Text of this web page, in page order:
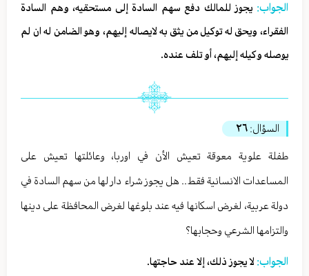
الجواب: يجوز للمالك دفع سهم السادة إلى مستحقيه، وهم السادة
الفقراء، ويحق له توكيل من يثق به لايصاله إليهم، وهو الضامن له ان لم
يوصله وكيله إليهم، أو تلف عنده.
السؤال: ٢٦
طفلة علوية معوقة تعيش الأن في اوربا، وعائلتها تعيش على
المساعدات الانسانية فقط.. هل يجوز شراء دار لها من سهم السادة في
دولة عربية، لغرض اسكانها فيه عند بلوغها لغرض المحافظة على دينها
والتزامها الشرعي وحجابها؟
الجواب: لا يجوز ذلك، إلا عند حاجتها.